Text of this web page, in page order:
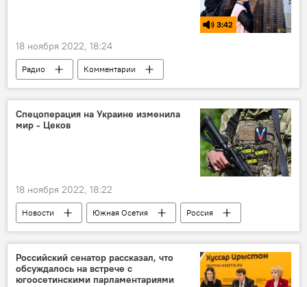
3:42
18 ноября 2022, 18:24
Радио
Комментарии
Южная Осетия
Минобороны Южной Осетии
Общество
Спецоперация на Украине изменила
мир - Цеков
18 ноября 2022, 18:22
Новости Южная Осетия
Россия
СВО
Российский сенатор рассказал, что
обсуждалось на встрече с
югоосетинскими парламентариями